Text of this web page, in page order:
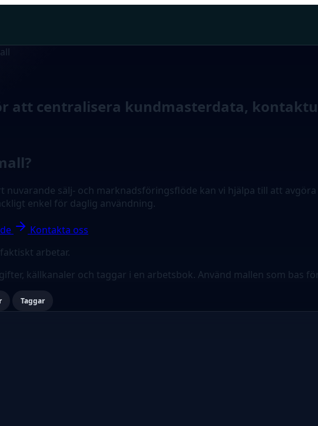
att centralisera kundmasterdata,
sälj- och marknadsföringsflöde kan vi hjälpa till att avgöra
enkel för daglig användning.
Kontakta oss
arbetar.
källkanaler och taggar i en arbetsbok. Använd mallen som bas
Taggar